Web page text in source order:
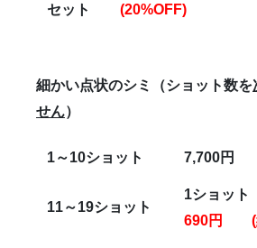
セット
(20%OFF)
細かい点状のシミ（ショット数を
せん）
1～10ショット 7,700円
11～19ショット
1ショット
690円 (